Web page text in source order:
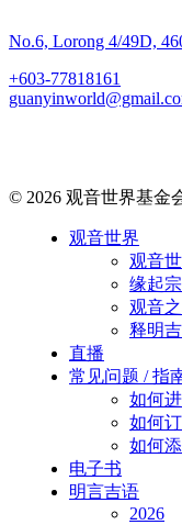
No.6, Lorong 4/49D,
+603-77818161
© 2026 观音世界基金
观音世界
观音
缘起
观音
释明
直播
常见问题 / 指
如何
如何
如何
电子书
明言吉语
2026